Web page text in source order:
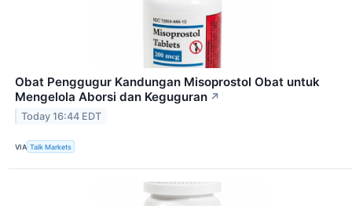
Obat Penggugur Kandungan Misoprostol Obat untuk
Mengelola Aborsi dan Keguguran ↗
Today 16:44 EDT
VIA Talk Markets